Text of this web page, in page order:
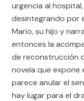
urgencia al
desintegrando por
Mario, su hijo y
entonces la
de reconstrucción
novela que expone
parece anular el
hay lugar para el